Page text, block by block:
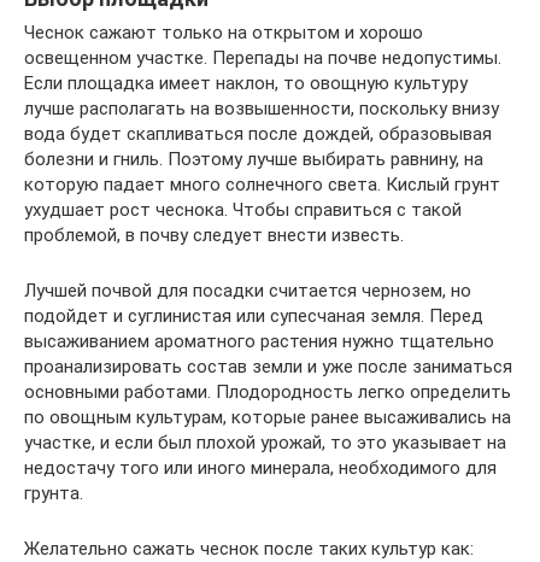
Чеснок сажают только на открытом и хорошо
освещенном участке. Перепады на почве недопустимы.
Если площадка имеет наклон, то овощную культуру
лучше располагать на возвышенности, поскольку внизу
вода будет скапливаться после дождей, образовывая
болезни и гниль. Поэтому лучше выбирать равнину, на
которую падает много солнечного света. Кислый грунт
ухудшает рост чеснока. Чтобы справиться с такой
проблемой, в почву следует внести известь.
Лучшей почвой для посадки считается чернозем, но
подойдет и суглинистая или супесчаная земля. Перед
высаживанием ароматного растения нужно тщательно
проанализировать состав земли и уже после заниматься
основными работами. Плодородность легко определить
по овощным культурам, которые ранее высаживались на
участке, и если был плохой урожай, то это указывает на
недостачу того или иного минерала, необходимого для
грунта.
Желательно сажать чеснок после таких культур как: